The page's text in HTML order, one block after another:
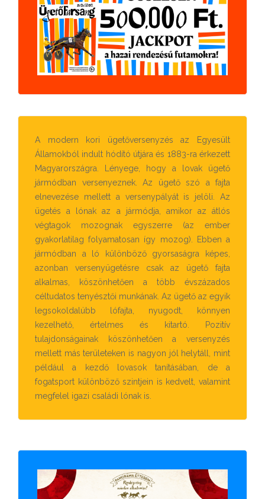
A modern kori ügetőversenyzés az Egyesült
Államokból indult hódító útjára és 1883-ra érkezett
Magyarországra. Lényege, hogy a lovak ügető
jármódban versenyeznek. Az ügető szó a fajta
elnevezése mellett a versenypályát is jelöli. Az
ügetés a lónak az a jármódja, amikor az átlós
végtagok mozognak egyszerre (az ember
gyakorlatilag folyamatosan így mozog). Ebben a
jármódban a ló különböző gyorsaságra képes,
azonban versenyügetésre csak az ügető fajta
alkalmas, köszönhetően a több évszázados
céltudatos tenyésztői munkának. Az ügető az egyik
legsokoldalúbb lófajta, nyugodt, könnyen
kezelhető, értelmes és kitartó. Pozitív
tulajdonságainak köszönhetően a versenyzés
mellett más területeken is nagyon jól helytáll, mint
például a kezdő lovasok tanításában, de a
fogatsport különböző szintjein is kedvelt, valamint
megfelel igazi családi lónak is.